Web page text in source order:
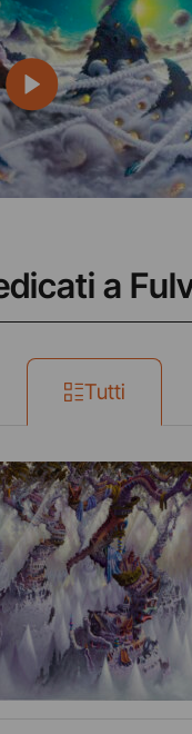
a
Tutti